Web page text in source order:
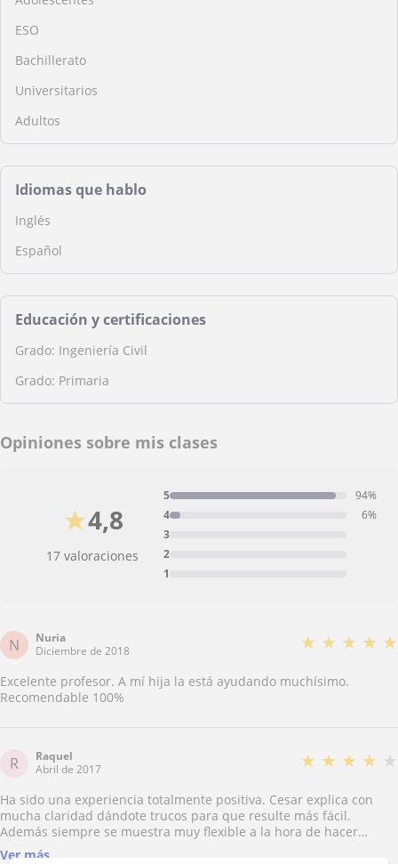
ESO
Bachillerato
Universitarios
Adultos
Idiomas que hablo
Inglés
Español
Educación y certificaciones
Grado: Ingeniería Civil
Grado: Primaria
Opiniones sobre mis clases
4,8
★
17 valoraciones
1
2
3
4 6%
5 94%
N
Nuria
Diciembre de 2018
★ ★ ★ ★ ★
Excelente profesor. A mí hija la está ayudando muchísimo.
Recomendable 100%
R
Raquel
Abril de 2017
★ ★ ★ ★ ★
Ha sido una experiencia totalmente positiva. Cesar explica con
mucha claridad dándote trucos para que resulte más fácil.
Además siempre se muestra muy flexible a la hora de hacer
cambios en el horario de las clases y si necesitas alguna clase
Ver más